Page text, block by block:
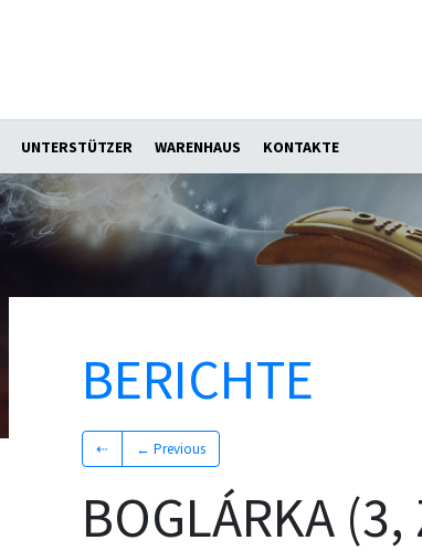
UNTERSTÜTZER WARENHAUS KONTAKTE
BERICHTE
⇠ ← Previous
BOGLÁRKA